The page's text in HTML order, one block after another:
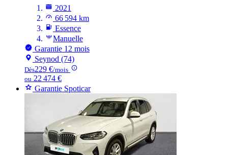
2021
66 594 km
Essence
Manuelle
Garantie 12 mois
Seynod (74)
Dès229 €/mois
ou 22 474 €
Garantie Spoticar